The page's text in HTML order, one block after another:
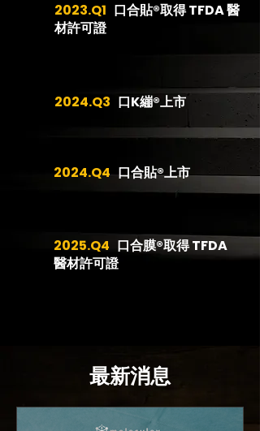
2023.Q1 口合貼®取得 TFDA 醫
材許可證
2024.Q3 口K繃®上市
2024.Q4口合貼®上市
2025.Q4 口合膜®取得 TFDA
醫材許可證
最新消息